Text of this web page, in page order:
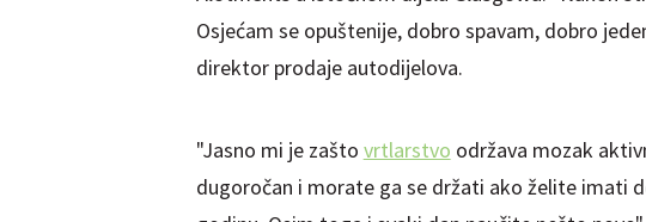
Osjećam se opuštenije, dobro spavam, dobro
direktor prodaje autodijelova.
"Jasno mi je zašto vrtlarstvo održava mozak
dugoročan i morate ga se držati ako želite imati